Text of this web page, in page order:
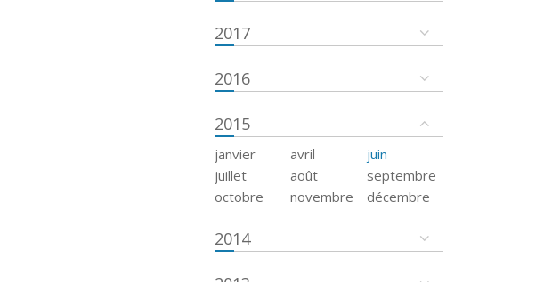
2017
2016
2015
janvier avril
juin
juillet
août
septembre
octobre
novembre décembre
2014